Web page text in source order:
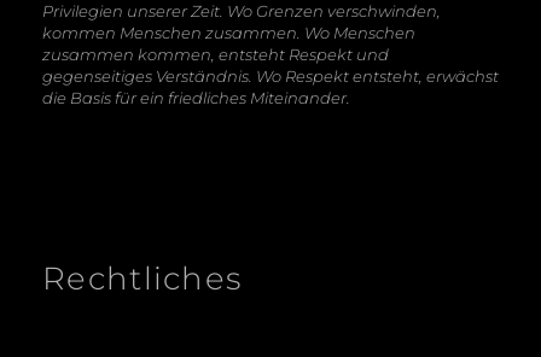
Privilegien unserer Zeit. Wo Grenzen verschwinden,
kommen Menschen zusammen. Wo Menschen
zusammen kommen, entsteht Respekt und
gegenseitiges Verständnis. Wo Respekt entsteht, erwächst
die Basis für ein friedliches Miteinander.
Rechtliches